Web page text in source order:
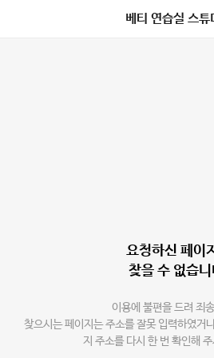
베티 연습실 스튜
요청하신 페이
찾을 수 없습
이용에 불편을 드려 죄
찾으시는 페이지는 주소를 잘못 입력하였거
지 주소를 다시 한 번 확인해